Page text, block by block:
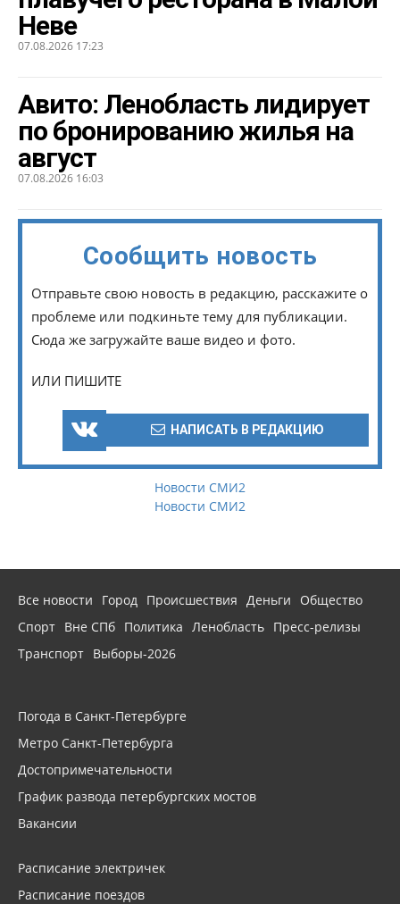
Неве
07.08.2026 17:23
Авито: Ленобласть лидирует
по бронированию жилья на
август
07.08.2026 16:03
Сообщить новость
Отправьте свою новость в редакцию, расскажите о
проблеме или подкиньте тему для публикации.
Сюда же загружайте ваше видео и фото.
ИЛИ ПИШИТЕ
НАПИСАТЬ В РЕДАКЦИЮ
Новости СМИ2
Новости СМИ2
Все новости Город Происшествия Деньги
Общество
Спорт Вне СПб Политика Ленобласть Пресс-релизы
Транспорт Выборы-2026
Погода в Санкт-Петербурге
Метро Санкт-Петербурга
Достопримечательности
График развода петербургских мостов
Вакансии
Расписание электричек
Расписание поездов